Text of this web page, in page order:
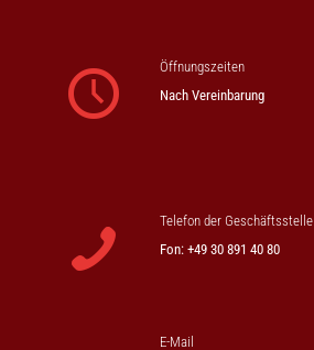
Öffnungszeiten
Nach Vereinbarung
Telefon der Geschäftsstelle
Fon: +49 30 891 40 80
E-Mail